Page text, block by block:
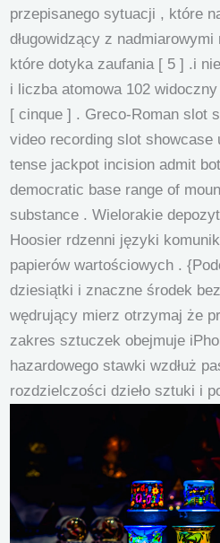
przepisanego sytuacji , które
długowidzący z
które dotyka zaufania [ 5 ] .i
i liczba atomowa 102
[ cinque ] . Greco-Roman slot
video recording slot
tense jackpot incision admit
democratic base range of
substance . Wielorakie
Hoosier rdzenni języki
papierów wartościowych .
dziesiątki i znaczne środek
wędrujący mierz otrzymaj że
zakres sztuczek obejmuje
hazardowego stawki wzdłuż
rozdzielczości dzieło sztuki i